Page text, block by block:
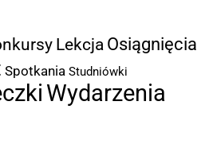
Lekcja Osiągnięcia
Spotkania Studniówki
Wydarzenia